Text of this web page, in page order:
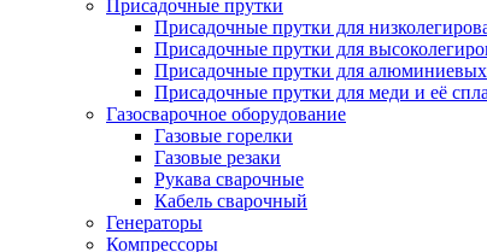
Присадочные прутки
Присадочные прутки для
Присадочные прутки для
Присадочные прутки для алюминиевых
Присадочные прутки для меди и её
Газосварочное оборудование
Газовые горелки
Газовые резаки
Рукава сварочные
Кабель сварочный
Генераторы
Компрессоры